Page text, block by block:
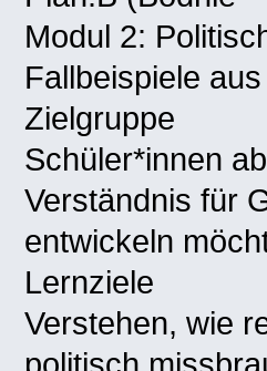
Modul 2:
Fallbeispiele
Zielgruppe
Schüler*innen
Verständnis für
entwickeln
Lernziele
Verstehen, wie